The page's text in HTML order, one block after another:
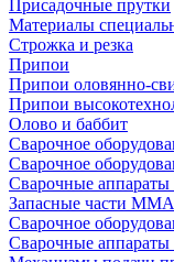
Присадочные прутки
Материалы
Строжка и резка
Припои
Припои оловянно-
Припои
Олово и баббит
Сварочное
Сварочное
Сварочные
Запасные части MMA
Сварочное
Сварочные